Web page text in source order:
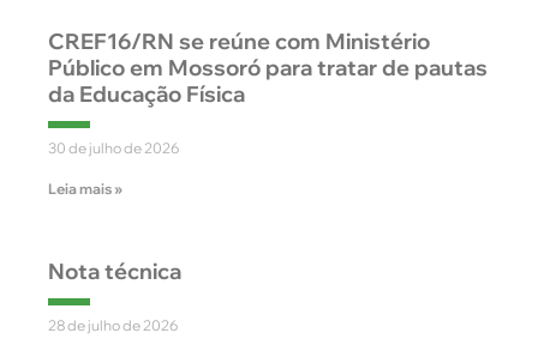
CREF16/RN se reúne com Ministério
Público em Mossoró para tratar de pautas
da Educação Física
30 de julho de 2026
Leia mais »
Nota técnica
28 de julho de 2026